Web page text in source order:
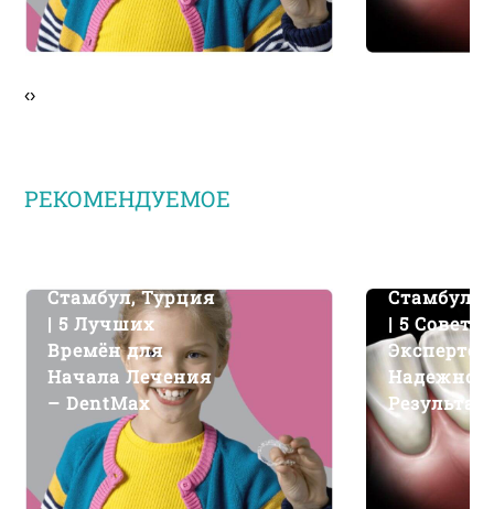
‹›
РЕКОМЕНДУЕМОЕ
Стамбул, Турция
| 5 Лучших
Времён для
Начала Лечения
– DentMax
Стамбул,
| 5
DentMax